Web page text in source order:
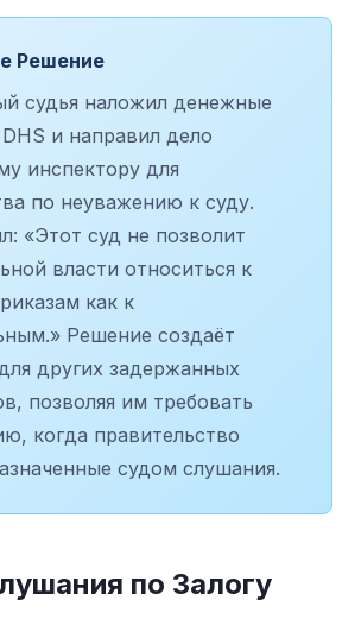
Решение
судья наложил денежные
и направил дело
инспектору для
по неуважению к суду.
«Этот суд не позволит
власти относиться к
как к
Решение создаёт
других задержанных
позволяя им требовать
когда правительство
судом слушания.
по Залогу